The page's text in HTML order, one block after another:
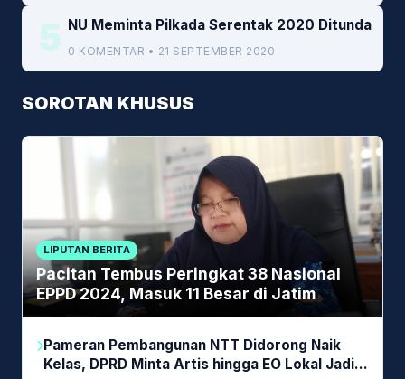
5 NU Meminta Pilkada Serentak 2020 Ditunda
0 KOMENTAR • 21 SEPTEMBER 2020
SOROTAN KHUSUS
LIPUTAN BERITA
Pacitan Tembus Peringkat 38 Nasional
EPPD 2024, Masuk 11 Besar di Jatim
Pameran Pembangunan NTT Didorong Naik
Kelas, DPRD Minta Artis hingga EO Lokal Jadi